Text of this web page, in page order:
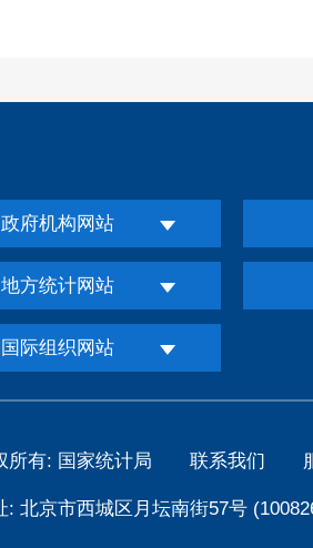
政府机构网站
地方统计网站
国际组织网站
所有: 国家统计局 联系我们
: 北京市西城区月坛南街57号